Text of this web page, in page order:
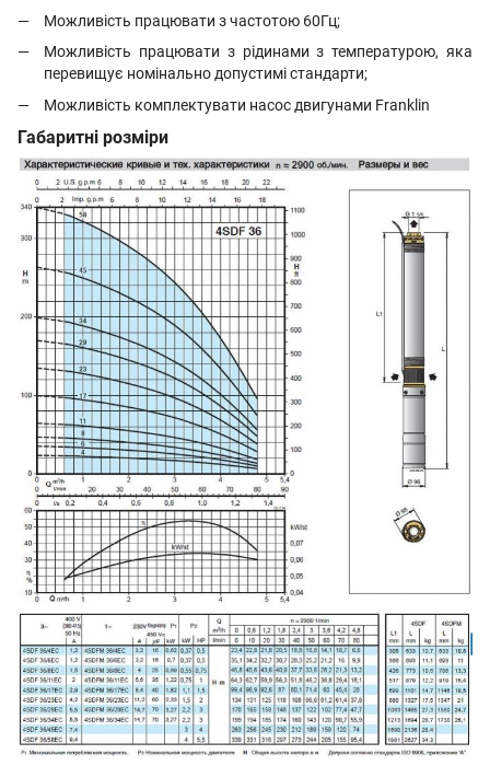
Можливість працювати з частотою 60Гц;
Можливість працювати з рідинами з температурою, яка
перевищує номінально допустимі стандарти;
Можливість комплектувати насос двигунами Franklin
Габаритні розміри